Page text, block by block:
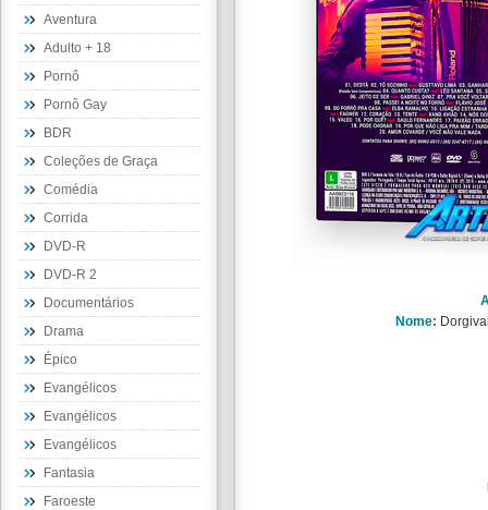
Aventura
Adulto + 18
Pornô
Pornô Gay
BDR
Coleções de Graça
Comédia
Corrida
DVD-R
DVD-R 2
Documentários
Drama
Épico
Evangélicos
Evangélicos
Evangélicos
Fantasia
Faroeste
Nome: